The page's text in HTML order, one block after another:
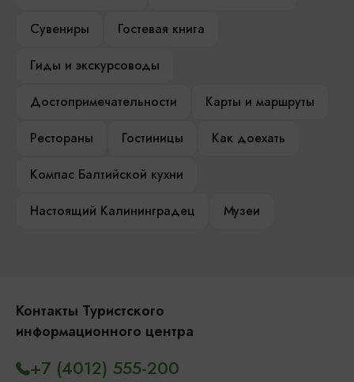
Сувениры
Гостевая книга
Гиды и экскурсоводы
Достопримечательности
Карты и маршруты
Рестораны
Гостиницы
Как доехать
Компас Балтийской кухни
Настоящий Калининградец
Музеи
Контакты Туристского
информационного центра
+7 (4012) 555-200